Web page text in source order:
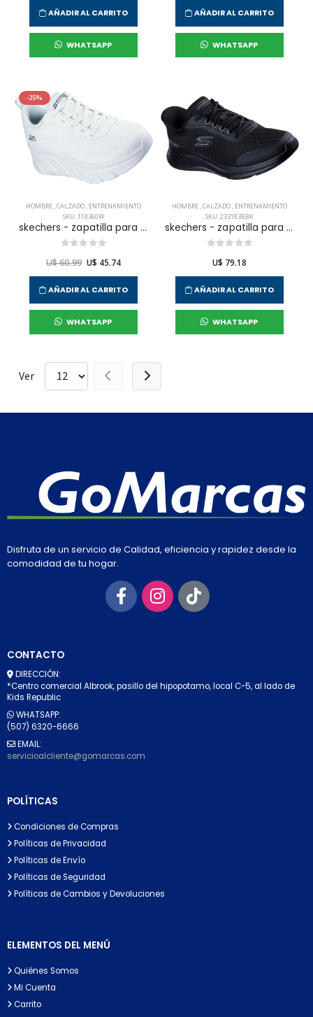
AÑADIR AL CARRITO
WHATSAPP
AÑADIR AL CARRITO
WHATSAPP
-25%
HOMBRE,CALZADO, ENTRENAMIENTO
SKU: 118360W
skechers - zapatilla para entrenamiento bobs b flex hi para hombre
U$ 60.99 U$ 45.74
AÑADIR AL CARRITO
WHATSAPP
HOMBRE,CALZADO, ENTRENAMIENTO
SKU: 233183BBK
skechers - zapatilla para entrenamiento skech-lite pro 2.0 para hombre
U$ 79.18
AÑADIR AL CARRITO
WHATSAPP
Ver
Disfruta de un servicio de Calidad, eficiencia y rapidez desde la
comodidad de tu hogar.
CONTACTO
DIRECCIÓN:
*Centro comercial Albrook, pasillo del hipopotamo, local C-5, al lado de
Kids Republic
WHATSAPP:
(507) 6320-6666
EMAIL:
servicioalcliente@gomarcas.com
POLÍTICAS
Condiciones de Compras
Políticas de Privacidad
Políticas de Envío
Políticas de Seguridad
Políticas de Cambios y Devoluciones
ELEMENTOS DEL MENÚ
Quiénes Somos
Mi Cuenta
Carrito